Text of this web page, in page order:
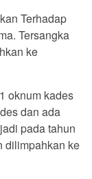
Terhadap
Tersangka
ke
oknum kades
dan ada
pada tahun
dilimpahkan ke